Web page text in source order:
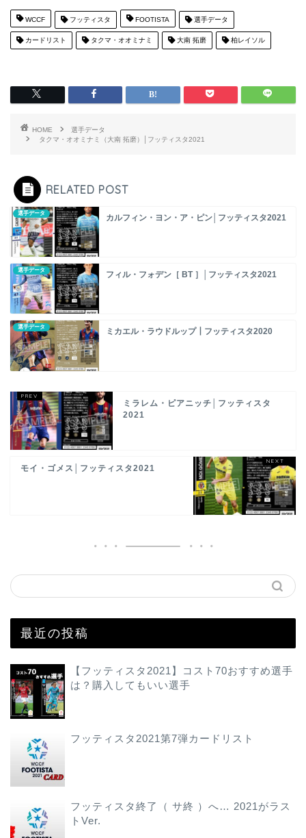
WCCF フッティスタ FOOTISTA 選手データ
カードリスト タクマ・オオミナミ 大南 拓磨 柏レイソル
HOME
選手データ
タクマ・オオミナミ（大南 拓磨）│フッティスタ2021
RELATED POST
選手データ カルフィン・ヨン・ア・ピン│フッティスタ2021
選手データ フィル・フォデン［ BT ］│フッティスタ2021
選手データ ミカエル・ラウドルップ┃フッティスタ2020
ミラレム・ピアニッチ│フッティスタ
2021
モイ・ゴメス│フッティスタ2021
最近の投稿
【フッティスタ2021】コスト70おすすめ選手
は？購入してもいい選手
フッティスタ2021第7弾カードリスト
フッティスタ終了（ サ終 ）へ… 2021がラス
トVer.